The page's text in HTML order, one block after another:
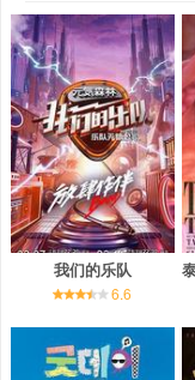
我们的乐队
6.6